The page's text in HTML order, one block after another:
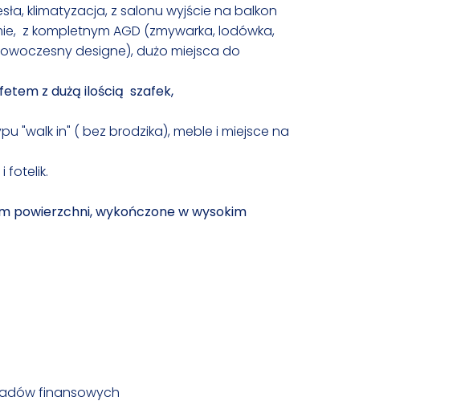
klimatyzacja, z salonu wyjście na balkon
z kompletnym AGD (zmywarka, lodówka,
designe), dużo miejsca do
z dużą ilością szafek,
"walk in" ( bez brodzika), meble i miejsce na
fotelik.
powierzchni, wykończone w wysokim
finansowych